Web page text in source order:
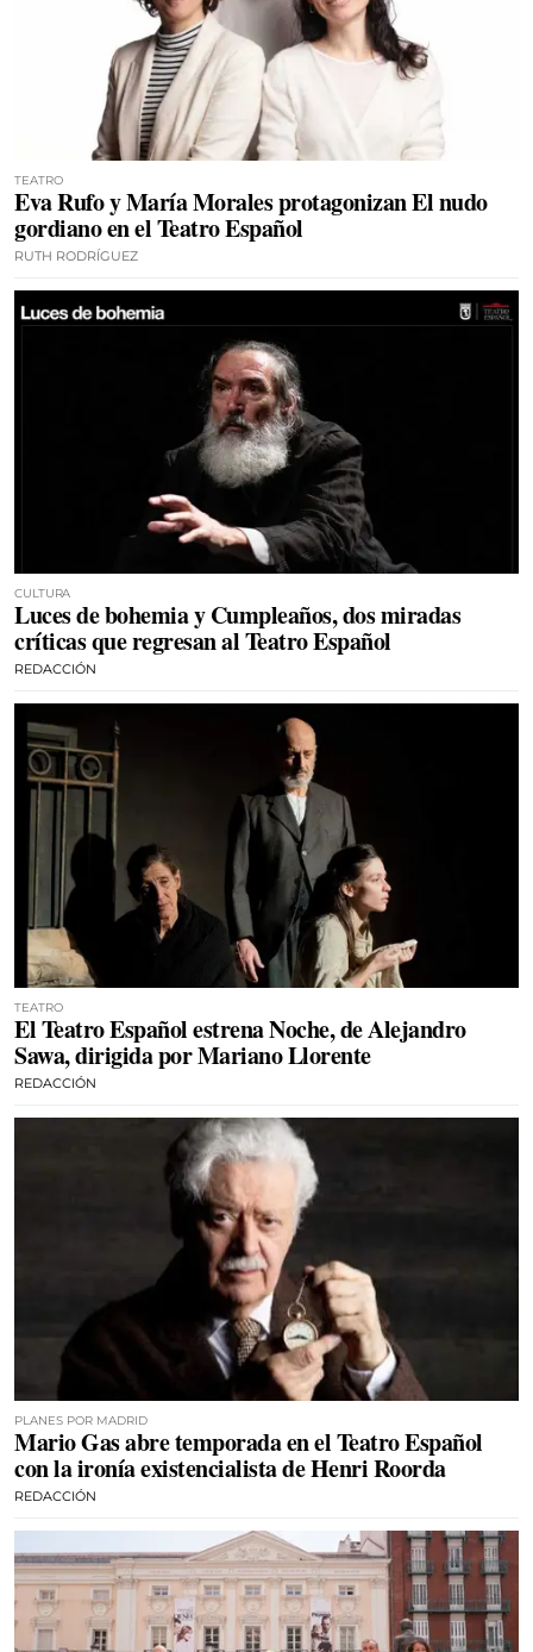
TEATRO
Eva Rufo y María Morales protagonizan El nudo
gordiano en el Teatro Español
RUTH RODRÍGUEZ
CULTURA
Luces de bohemia y Cumpleaños, dos miradas
críticas que regresan al Teatro Español
REDACCIÓN
TEATRO
El Teatro Español estrena Noche, de Alejandro
Sawa, dirigida por Mariano Llorente
REDACCIÓN
PLANES POR MADRID
Mario Gas abre temporada en el Teatro Español
con la ironía existencialista de Henri Roorda
REDACCIÓN